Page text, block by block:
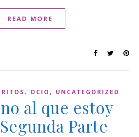
READ MORE
, OCIO , UNCATEGORIZED
al que estoy
Parte